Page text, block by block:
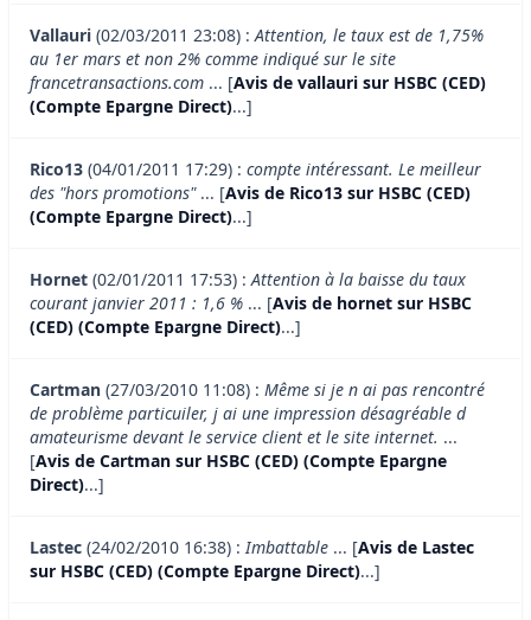
Vallauri (02/03/2011 23:08) :Attention, le taux est de 1,75%
au 1er mars et non 2% comme indiqué sur le site
francetransactions.com ... [Avis de vallauri sur HSBC (CED)
(Compte Epargne Direct)...]
Rico13 (04/01/2011 17:29) : compte intéressant. Le meilleur
des "hors promotions"... [Avis de Rico13 sur HSBC (CED)
(Compte Epargne Direct)...]
Hornet (02/01/2011 17:53) :Attention à la baisse du taux
courant janvier 2011 : 1,6 % ... [Avis de hornet sur HSBC
(CED) (Compte Epargne Direct)...]
Cartman (27/03/2010 11:08) : Même si je n ai pas rencontré
de problème particuiler, j ai une impression désagréable d
amateurisme devant le service client et le site internet. ...
[Avis de Cartman sur HSBC (CED) (Compte Epargne
Direct)...]
Lastec (24/02/2010 16:38) :Imbattable ... [Avis de Lastec
sur HSBC (CED) (Compte Epargne Direct)...]